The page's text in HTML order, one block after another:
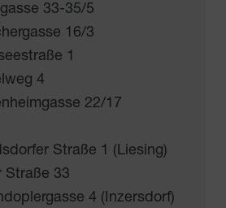
33-35/5
16/3
1
4
22/17
Straße 1 (Liesing)
Straße 33
4 (Inzersdorf)